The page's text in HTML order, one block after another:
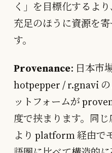
く」を目標化するよ
充足のほうに資源を
す。
Provenance: 日本市
hotpepper / r.gnavi
ットフォームが
度で挟まります。同
より platform 経由で